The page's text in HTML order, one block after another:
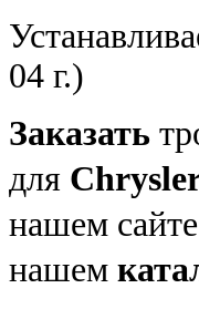
04 г.)
Заказать
для
нашем
нашем